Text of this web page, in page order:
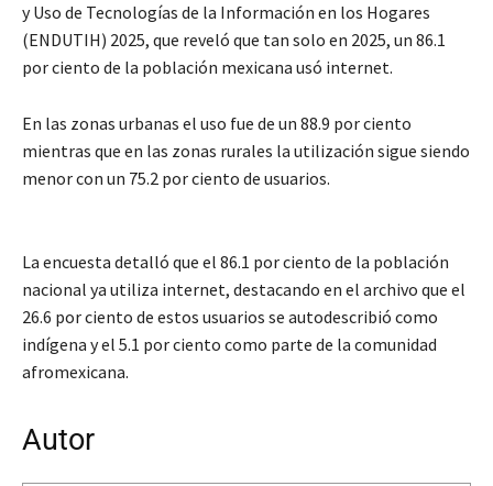
y Uso de Tecnologías de la Información en los Hogares
(ENDUTIH) 2025, que reveló que tan solo en 2025, un 86.1
por ciento de la población mexicana usó internet.
En las zonas urbanas el uso fue de un 88.9 por ciento
mientras que en las zonas rurales la utilización sigue siendo
menor con un 75.2 por ciento de usuarios.
La encuesta detalló que el 86.1 por ciento de la población
nacional ya utiliza internet, destacando en el archivo que el
26.6 por ciento de estos usuarios se autodescribió como
indígena y el 5.1 por ciento como parte de la comunidad
afromexicana.
Autor